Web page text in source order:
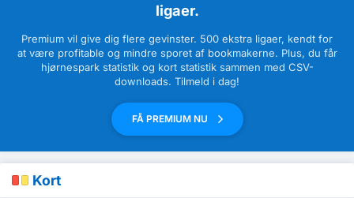
ligaer.
Premium vil give dig flere gevinster. 500 ekstra ligaer, kendt for
at være profitable og mindre sporet af bookmakerne. Plus, du får
hjørnespark statistik og kort statistik sammen med CSV-
downloads. Tilmeld i dag!
FÅ PREMIUM NU
Kort